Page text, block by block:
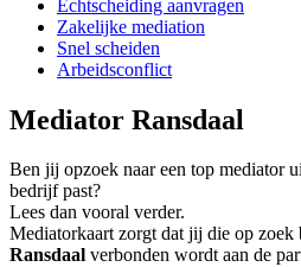
Echtscheiding aanvragen
Zakelijke mediation
Snel scheiden
Arbeidsconflict
Mediator Ransdaal
Ben jij opzoek naar een top mediator
bedrijf past?
Lees dan vooral verder.
Mediatorkaart zorgt dat jij die op zoek
Ransdaal verbonden wordt aan de